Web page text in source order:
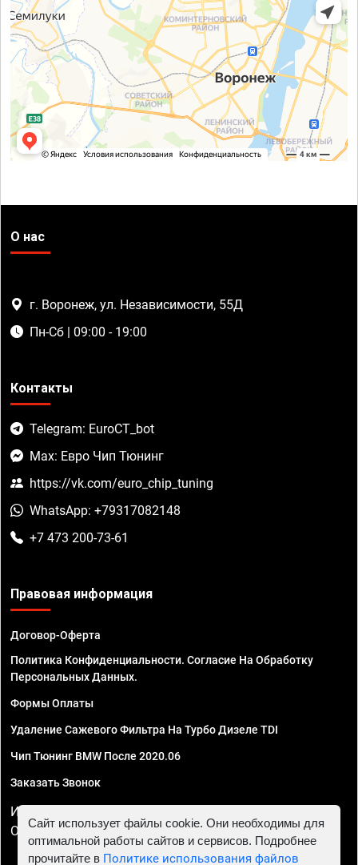
О нас
г. Воронеж, ул. Независимости, 55Д
Пн-Сб | 09:00 - 19:00
Контакты
Telegram: EuroCT_bot
Max: Евро Чип Тюнинг
https://vk.com/euro_chip_tuning
WhatsApp: +79317082148
+7 473 200-73-61
Правовая информация
Договор-Оферта
Политика Конфиденциальности. Согласие На Обработку
Персональных Данных.
Формы Оплаты
Удаление Сажевого Фильтра На Турбо Дизеле TDI
Чип Тюнинг BMW После 2020.06
Заказать Звонок
ИП Смирнов Георгий Павлович. ИНН 781302555843,
ОГРНИП 324470400032610
Сайт использует файлы cookie. Они необходимы для
оптимальной работы сайтов и сервисов. Подробнее
прочитайте в Политике использования файлов